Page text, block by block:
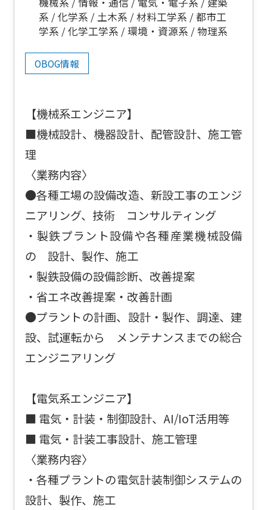
系
化学系 土木系 材料工学系
都市工
学系
化学工学系 環境・資源系 物理系
OBOG情報
【機械系エンジニア】
■機械設計、機器設計、配管設計、施工管
理
〈業務内容〉
●各種工場の設備改造、新設工事のエンジ
ニアリング、技術 コンサルティング
・製鉄プラント設備や各種産業機械設備
の 設計、製作、施工
・製鉄設備の設備診断、改善提案
・省エネ改善提案・改善計画
●プラントの計画、設計・製作、調達、建
設、試運転から メンテナンスまでの総合
エンジニアリング
【電気系エンジニア】
■ 電気・計装・制御設計、AI/IoT活用等
■ 電気・計装工事設計、施工管理
〈業務内容〉
・各種プラントの電気計装制御システムの
設計、製作、施工